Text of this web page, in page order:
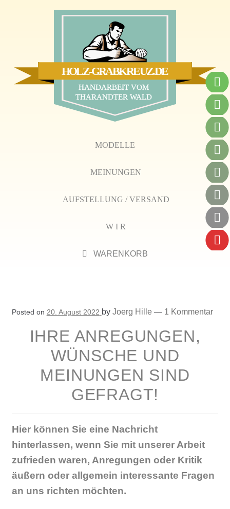
HOLZ-GRABKREUZ.DE
HANDARBEIT VOM
THARANDTER WALD
MODELLE
MEINUNGEN
AUFSTELLUNG / VERSAND
W I R
Posted on 20. August 2022 by Joerg Hille — 1 Kommentar
IHRE ANREGUNGEN,
WÜNSCHE UND
MEINUNGEN SIND
GEFRAGT!
Hier können Sie eine Nachricht
hinterlassen, wenn Sie mit unserer Arbeit
zufrieden waren, Anregungen oder Kritik
äußern oder allgemein interessante Fragen
an uns richten möchten.